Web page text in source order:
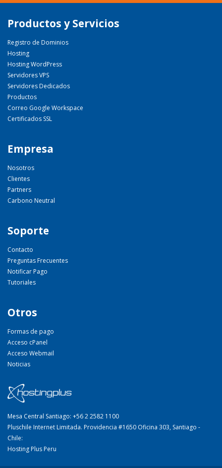
Productos y Servicios
Registro de Dominios
Hosting
Hosting WordPress
Servidores VPS
Servidores Dedicados
Productos
Correo Google Workspace
Certificados SSL
Empresa
Nosotros
Clientes
Partners
Carbono Neutral
Soporte
Contacto
Preguntas Frecuentes
Notificar Pago
Tutoriales
Otros
Formas de pago
Acceso cPanel
Acceso Webmail
Noticias
Mesa Central Santiago: +56 2 2582 1100
Pluschile Internet Limitada. Providencia #1650 Oficina 303, Santiago -
Chile:
Hosting Plus Peru